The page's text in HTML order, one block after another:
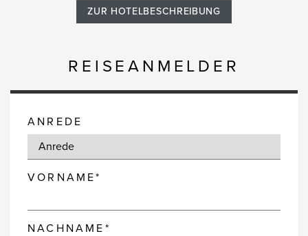
ZUR HOTELBESCHREIBUNG
REISEANMELDER
ANREDE
VORNAME*
NACHNAME*